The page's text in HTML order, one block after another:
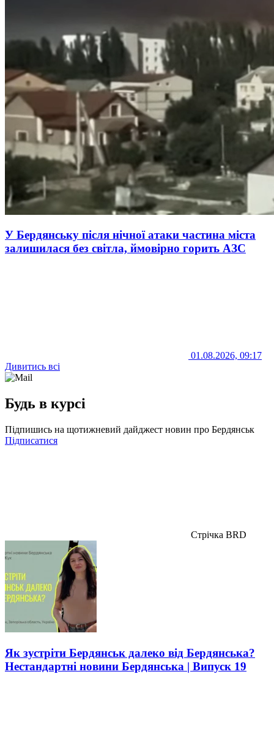
У Бердянську після нічної атаки частина міста
залишилася без світла, ймовірно горить АЗС
01.08.2026, 09:17
Дивитись всі
Будь в курсі
Підпишись на щотижневий дайджест новин про Бердянськ
Підписатися
Стрічка BRD
Як зустріти Бердянськ далеко від Бердянська?
Нестандартні новини Бердянська | Випуск 19